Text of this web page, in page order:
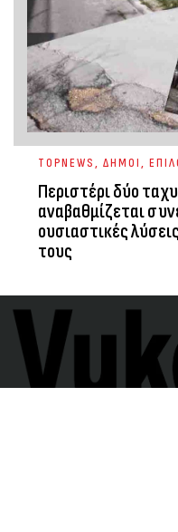
TOPNEWS, ΔΗΜΟΙ,
Περιστέρι δύο
αναβαθμίζεται
ουσιαστικές
τους